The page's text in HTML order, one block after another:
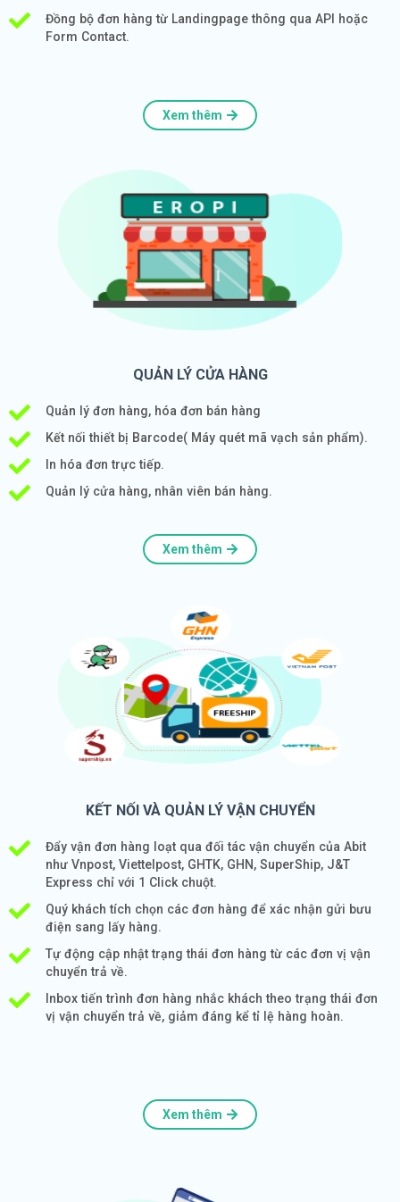
Đồng bộ đơn hàng từ Landingpage thông qua API hoặc
Form Contact.
Xem thêm
QUẢN LÝ CỬA HÀNG
Quản lý đơn hàng, hóa đơn bán hàng
Kết nối thiết bị Barcode( Máy quét mã vạch sản phẩm).
In hóa đơn trực tiếp.
Quản lý cửa hàng, nhân viên bán hàng.
Xem thêm
KẾT NỐI VÀ QUẢN LÝ VẬN CHUYỂN
Đẩy vận đơn hàng loạt qua đối tác vận chuyển của Abit
như Vnpost, Viettelpost, GHTK, GHN, SuperShip, J&T
Express chỉ với 1 Click chuột.
Quý khách tích chọn các đơn hàng để xác nhận gửi bưu
điện sang lấy hàng.
Tự động cập nhật trạng thái đơn hàng từ các đơn vị vận
chuyển trả về.
Inbox tiến trình đơn hàng nhắc khách theo trạng thái đơn
vị vận chuyển trả về, giảm đáng kể tỉ lệ hàng hoàn.
Xem thêm